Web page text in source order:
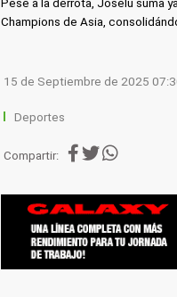
Pese a la derrota, Joselu suma
Champions de Asia,
15 de Septiembre de 2025
Deportes
Compartir: